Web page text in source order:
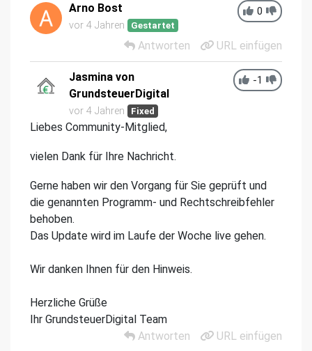
0
Arno Bost
vor 4 Jahren Gestartet
Antworten URL einfügen
-1
Jasmina von
GrundsteuerDigital
vor 4 Jahren Fixed
Liebes Community-Mitglied,
vielen Dank für Ihre Nachricht.
Gerne haben wir den Vorgang für Sie geprüft und
die genannten Programm- und Rechtschreibfehler
behoben.
Das Update wird im Laufe der Woche live gehen.
Wir danken Ihnen für den Hinweis.
Herzliche Grüße
Ihr GrundsteuerDigital Team
Antworten
URL einfügen